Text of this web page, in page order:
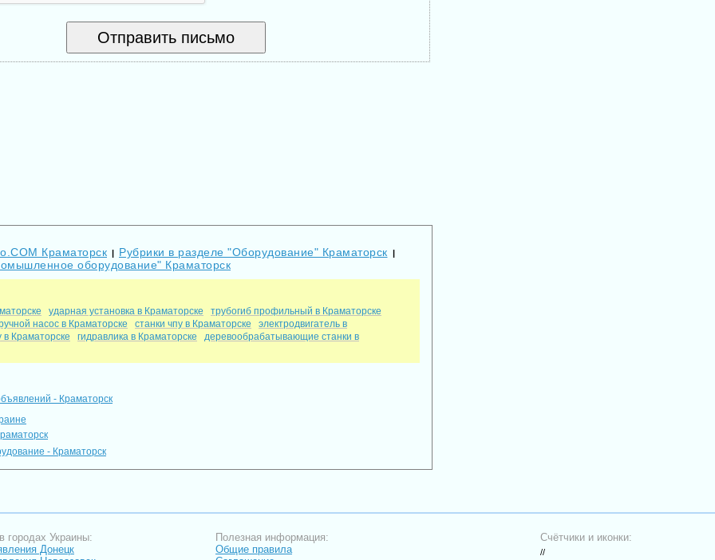
Краматорск | Рубрики в разделе "Оборудование" Краматорск |
оборудование" Краматорск
ударная установка в Краматорске
трубогиб профильный в Краматорске
насос в Краматорске станки чпу в Краматорске
электродвигатель в
Краматорске гидравлика в Краматорске
деревообрабатывающие станки в
- Краматорск
- Краматорск
городах Украины:
Донецк
Полезная информация:
Общие правила
Счётчики и иконки:
//